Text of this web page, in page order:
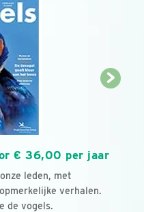
€ 36,00 per jaar
leden, met
verhalen.
de vogels.